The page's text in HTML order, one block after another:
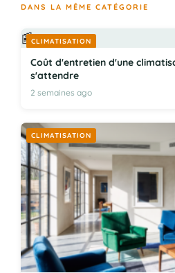
DANS LA MÊME CATÉGORIE
📰CLIMATISATION
Coût d'entretien d'une
s'attendre
2 semaines ago
CLIMATISATION